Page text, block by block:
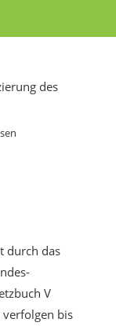
durch das
V
verfolgen bis